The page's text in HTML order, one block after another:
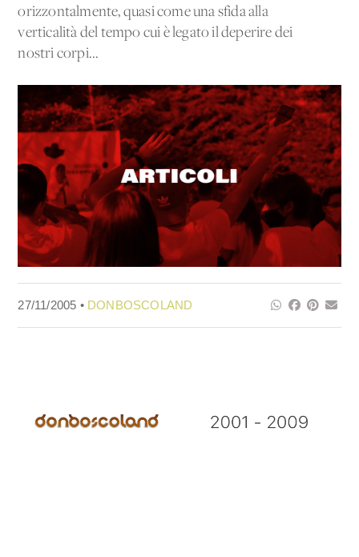
orizzontalmente, quasi come una sfida alla
verticalità del tempo cui è legato il deperire dei
nostri corpi...
27/11/2005 • DONBOSCOLAND